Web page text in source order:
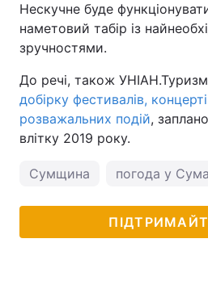
Нескучне буде
наметовий табір із
зручностями.
До речі, також УНІАН.Туризм
добірку фестивалів,
розважальних подій,
влітку 2019 року.
Сумщина погода у